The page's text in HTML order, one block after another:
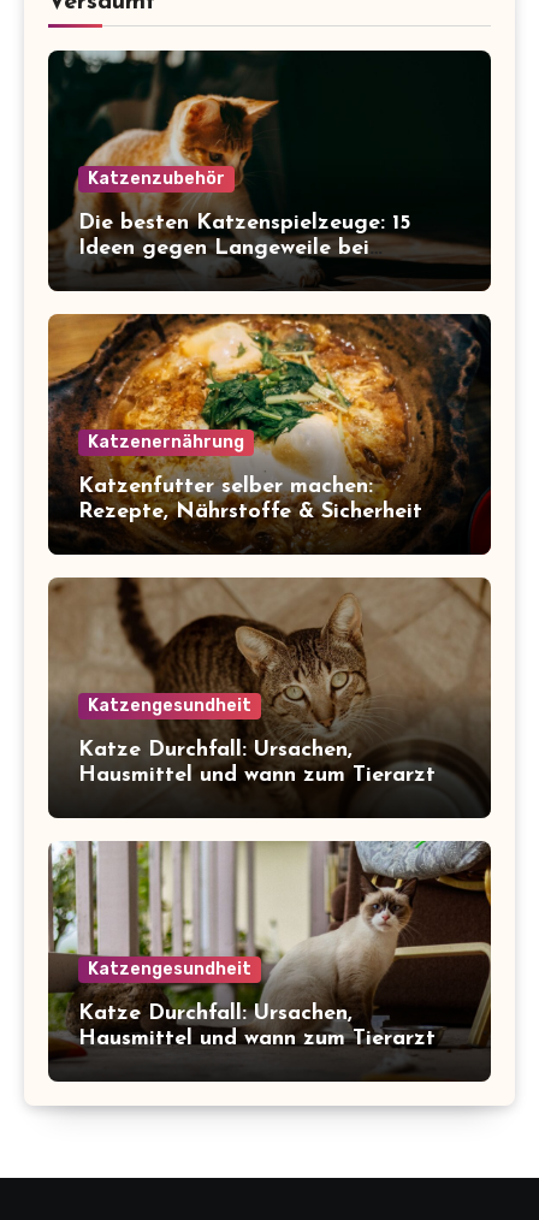
Katzenzubehör
Die besten Katzenspielzeuge: 15
Ideen gegen Langeweile bei
Wohnungskatzen
Katzenernährung
Katzenfutter selber machen:
Rezepte, Nährstoffe & Sicherheit
Katzengesundheit
Katze Durchfall: Ursachen,
Hausmittel und wann zum Tierarzt
Katzengesundheit
Katze Durchfall: Ursachen,
Hausmittel und wann zum Tierarzt